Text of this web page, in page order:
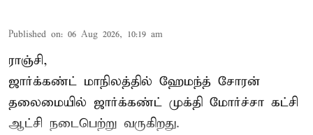
Published on: 06 Aug 2026, 10:19 am
ராஞ்சி,
ஜார்க்கண்ட் மாநிலத்தில் ஹேமந்த் சோரன்
தலைமையில் ஜார்க்கண்ட் முக்தி மோர்ச்சா கட்சி
ஆட்சி நடைபெற்று வருகிறது.